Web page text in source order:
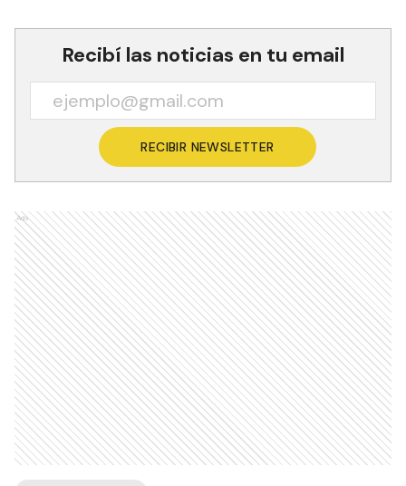
Recibí las noticias en tu email
RECIBIR NEWSLETTER
Ads